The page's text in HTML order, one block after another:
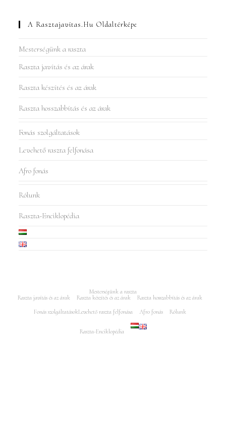
A Rasztajavitas.hu Oldaltérképe
Mesterségünk a raszta
Raszta javítás és az árak
Raszta készítés és az árak
Raszta hosszabbítás és az árak
Fonás szolgáltatások
Levehető raszta felfonása
Afro fonás
Rólunk
Raszta-Enciklopédia
Mesterségünk a raszta
Raszta javítás és az árak
Raszta készítés és az árak
Raszta hosszabbítás és az árak
Fonás szolgáltatásokLevehető raszta felfonása Afro fonás Rólunk
Raszta-Enciklopédia